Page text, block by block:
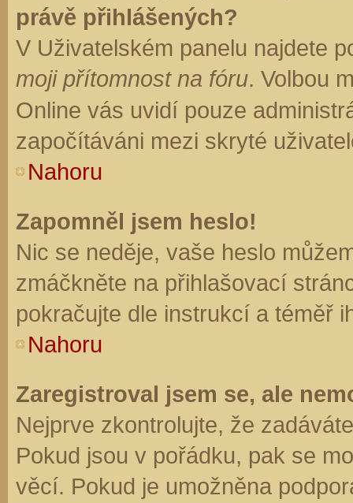
právě přihlášených?
V Uživatelském panelu najdete
moji přítomnost na fóru. Volbou
Online vás uvidí pouze
započítáváni mezi skryté
Nahoru
Zapomněl jsem heslo!
Nic se neděje, vaše heslo
zmáčkněte na přihlašovací
pokračujte dle instrukcí a téměř
Nahoru
Zaregistroval jsem se, ale
Nejprve zkontrolujte, že
Pokud jsou v pořádku, pak se
věcí. Pokud je umožněna